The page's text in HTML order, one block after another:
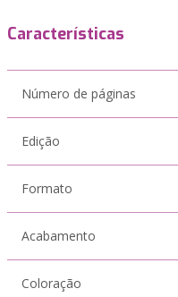
Características
Número de páginas
Edição
Formato
Acabamento
Coloração